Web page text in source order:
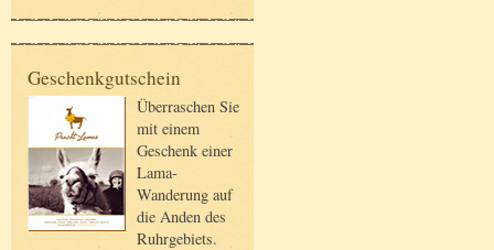
Geschenkgutschein
Überraschen Sie
mit einem
Geschenk einer
Lama-
Wanderung auf
die Anden des
Ruhrgebiets.